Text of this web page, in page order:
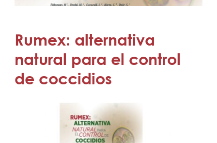
Rumex: alternativa
natural para el control
de coccidios